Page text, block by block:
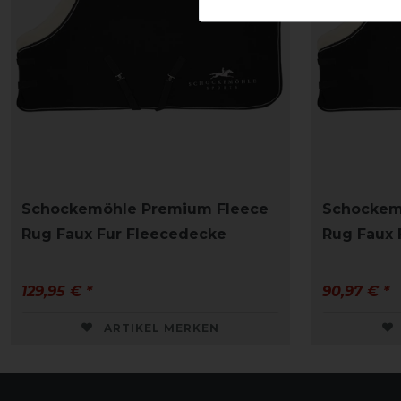
Schockemöhle Premium Fleece
Rug Faux Fur Fleecedecke
129,95 € *
ARTIKEL MERKEN
Rug Faux
90,97 € *